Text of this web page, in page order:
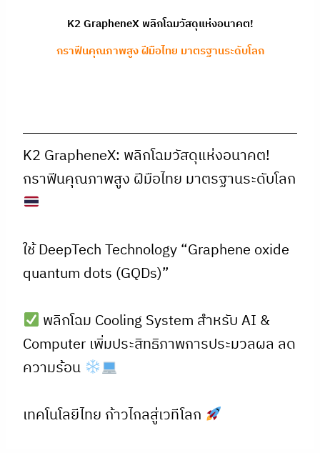
K2 GrapheneX พลิกโฉมวัสดุแห่งอนาคต!
กราฟีนคุณภาพสูง ฝีมือไทย มาตรฐานระดับโลก
K2 GrapheneX: พลิกโฉมวัสดุแห่งอนาคต!
กราฟีนคุณภาพสูง ฝีมือไทย มาตรฐานระดับโลก
ใช้ DeepTech Technology “Graphene oxide
quantum dots (GQDs)”
พลิกโฉม Cooling System สำหรับ AI &
Computer เพิ่มประสิทธิภาพการประมวลผล ลด
ความร้อน
เทคโนโลยีไทย ก้าวไกลสู่เวทีโลก